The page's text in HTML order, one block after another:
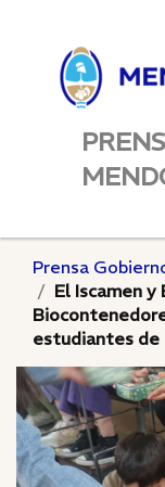
Prensa
El Iscamen
estudiantes de